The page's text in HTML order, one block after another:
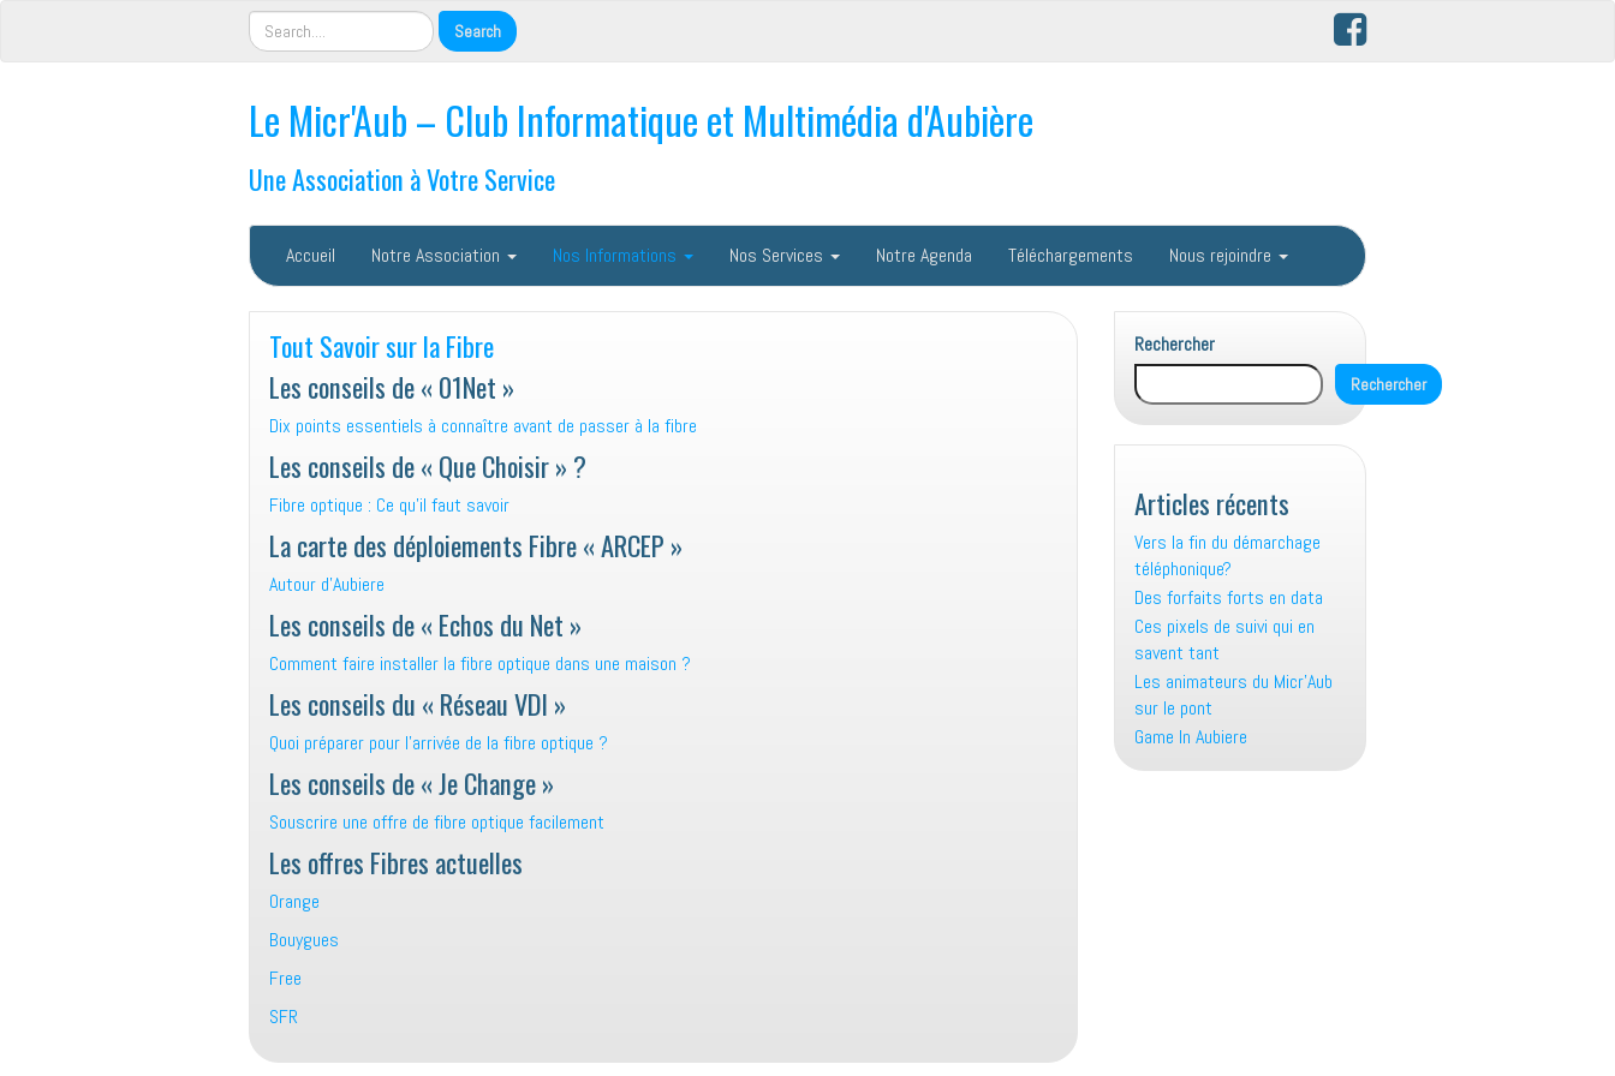
Le Micr'Aub – Club Informatique et Multimédia d'Aubière
Une Association à Votre Service
Accueil Notre Association Nos Informations Nos Services Notre Agenda Téléchargements Nous rejoindre
Tout Savoir sur la Fibre
Les conseils de « 01Net »
Dix points essentiels à connaître avant de passer à la fibre
Les conseils de « Que Choisir » ?
Fibre optique : Ce qu’il faut savoir
La carte des déploiements Fibre « ARCEP »
Autour d’Aubiere
Les conseils de « Echos du Net »
Comment faire installer la fibre optique dans une maison ?
Les conseils du « Réseau VDI »
Quoi préparer pour l’arrivée de la fibre optique ?
Les conseils de « Je Change »
Souscrire une offre de fibre optique facilement
Les offres Fibres actuelles
Orange
Bouygues
Free
SFR
Rechercher
Rechercher
Articles récents
Vers la fin du démarchage
téléphonique?
Des forfaits forts en data
Ces pixels de suivi qui en
savent tant
Les animateurs du Micr’Aub
sur le pont
Game In Aubiere